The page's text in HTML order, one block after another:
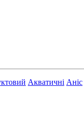
Акватичні Аніс